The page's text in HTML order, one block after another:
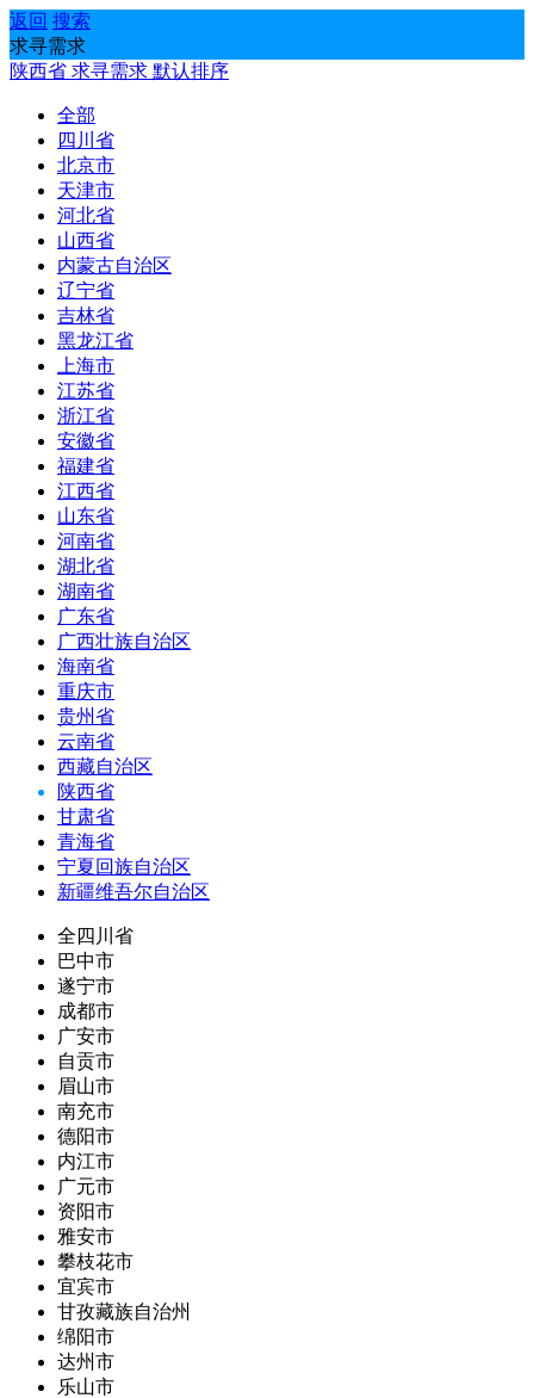
返回 搜索
求寻需求
陕西省 求寻需求 默认排序
全部
四川省
北京市
天津市
河北省
山西省
内蒙古自治区
辽宁省
吉林省
黑龙江省
上海市
江苏省
浙江省
安徽省
福建省
江西省
山东省
河南省
湖北省
湖南省
广东省
广西壮族自治区
海南省
重庆市
贵州省
云南省
西藏自治区
陕西省
甘肃省
青海省
宁夏回族自治区
新疆维吾尔自治区
全四川省
巴中市
遂宁市
成都市
广安市
自贡市
眉山市
南充市
德阳市
内江市
广元市
资阳市
雅安市
攀枝花市
宜宾市
甘孜藏族自治州
绵阳市
达州市
乐山市